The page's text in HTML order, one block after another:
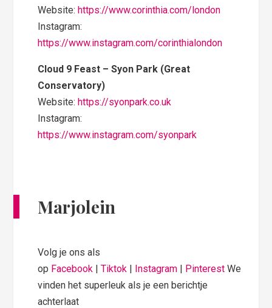
Website:https://www.corinthia.com/london
Instagram:
https://www.instagram.com/corinthialondon
Cloud 9 Feast – Syon Park (Great
Conservatory)
Website:https://syonpark.co.uk
Instagram:
https://www.instagram.com/syonpark
Marjolein
Volg je ons als
op Facebook |Tiktok | Instagram | Pinterest We
vinden het superleuk als je een berichtje
achterlaat